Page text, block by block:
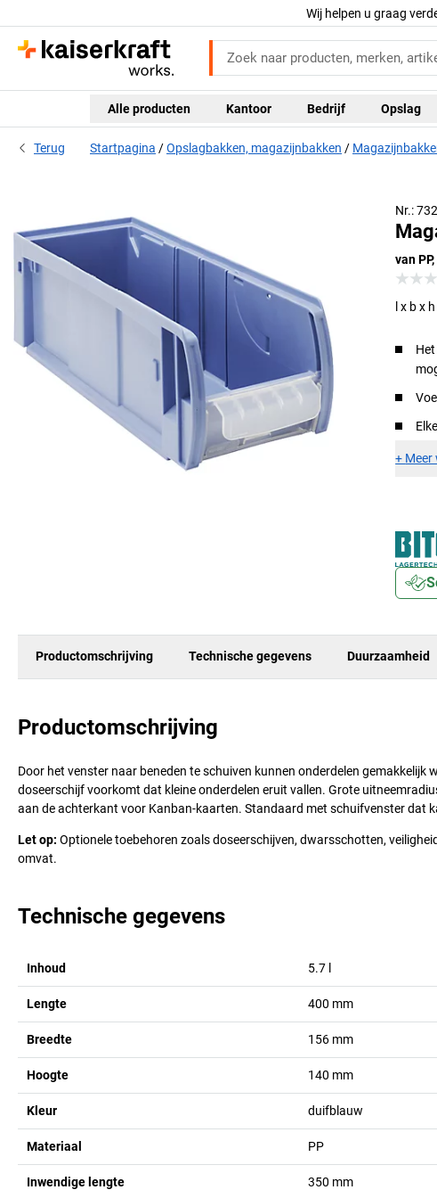
Wij helpen u graag
Alle producten Kantoor Bedrijf Opslag
Terug Startpagina Opslagbakken, magazijnbakken
Nr.:
van
l x b x
+ Meer
Productomschrijving Technische gegevens Duurzaamheid
Productomschrijving
Door het venster naar beneden te schuiven kunnen onderdelen
doseerschijf voorkomt dat kleine onderdelen eruit vallen. Grote
aan de achterkant voor Kanban-kaarten. Standaard met schuifvenster dat
Let op: Optionele toebehoren zoals doseerschijven, dwarsschotten,
omvat.
Technische gegevens
Inhoud 5.7
Lengte 400 mm
Breedte 156 mm
Hoogte 140 mm
Kleur duifblauw
Materiaal PP
Inwendige lengte 350 mm